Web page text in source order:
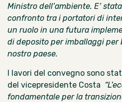
Ministro dell’ambiente. E’
confronto tra i portatori di
un ruolo in una futura
di deposito per imballaggi per
nostro paese.
I lavori del convegno sono
del vicepresidente Costa
fondamentale per la